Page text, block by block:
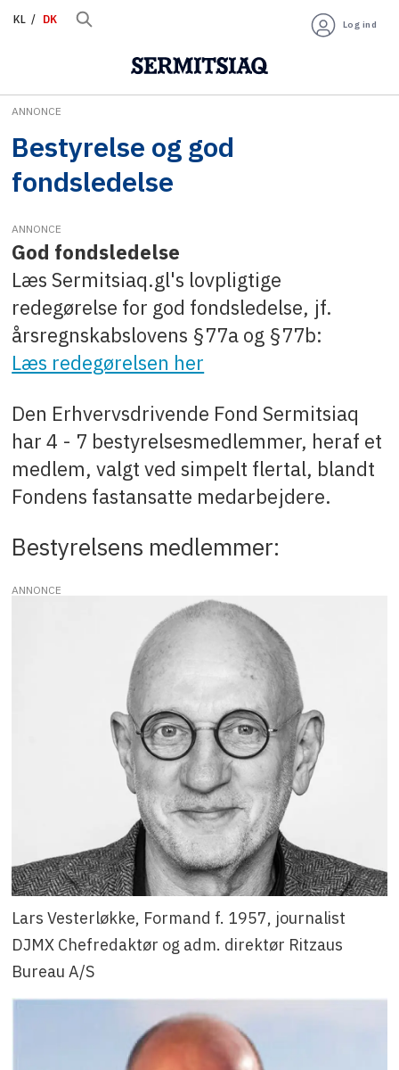
KL DK Log ind
Bestyrelse
og
god
fondsledelse
ANNONCE
Bestyrelse og god
fondsledelse
ANNONCE
God fondsledelse
Læs Sermitsiaq.gl's lovpligtige
redegørelse for god fondsledelse, jf.
årsregnskabslovens §77a og §77b:
Læs redegørelsen her
Den Erhvervsdrivende Fond Sermitsiaq
har 4 - 7 bestyrelsesmedlemmer, heraf et
medlem, valgt ved simpelt flertal, blandt
Fondens fastansatte medarbejdere.
Bestyrelsens medlemmer:
ANNONCE
Lars Vesterløkke, Formand f. 1957, journalist
DJMX Chefredaktør og adm. direktør Ritzaus
Bureau A/S